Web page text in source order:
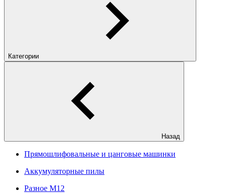
Категории
Назад
Прямошлифовальные и цанговые машинки
Аккумуляторные пилы
Разное M12